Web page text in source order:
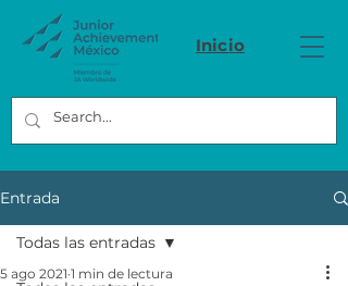
Inicio
Entrada
Todas las entradas
5 ago 2021 1 min de lectura